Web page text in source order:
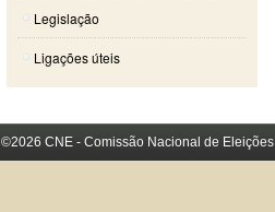
Legislação
Ligações úteis
©2026 CNE - Comissão Nacional de Eleições